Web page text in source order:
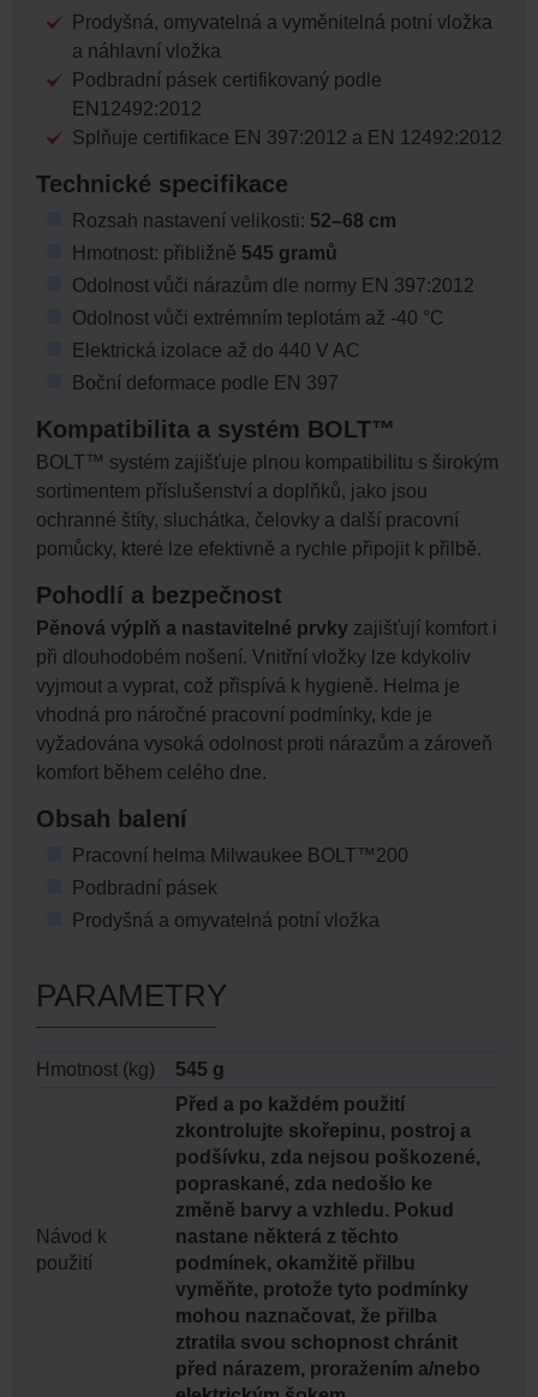
Prodyšná, omyvatelná a vyměnitelná potní vložka
a náhlavní vložka
Podbradní pásek certifikovaný podle
EN12492:2012
Splňuje certifikace EN 397:2012 a EN 12492:2012
Technické specifikace
Rozsah nastavení velikosti: 52–68 cm
Hmotnost: přibližně 545 gramů
Odolnost vůči nárazům dle normy EN 397:2012
Odolnost vůči extrémním teplotám až -40 °C
Elektrická izolace až do 440 V AC
Boční deformace podle EN 397
Kompatibilita a systém BOLT™
BOLT™ systém zajišťuje plnou kompatibilitu s širokým
sortimentem příslušenství a doplňků, jako jsou
ochranné štíty, sluchátka, čelovky a další pracovní
pomůcky, které lze efektivně a rychle připojit k přilbě.
Pohodlí a bezpečnost
Pěnová výplň a nastavitelné prvky zajišťují komfort i
při dlouhodobém nošení. Vnitřní vložky lze kdykoliv
vyjmout a vyprat, což přispívá k hygieně. Helma je
vhodná pro náročné pracovní podmínky, kde je
vyžadována vysoká odolnost proti nárazům a zároveň
komfort během celého dne.
Obsah balení
Pracovní helma Milwaukee BOLT™200
Podbradní pásek
Prodyšná a omyvatelná potní vložka
PARAMETRY
Hmotnost (kg) 545 g
Návod k
použití
Před a po každém použití
zkontrolujte skořepinu, postroj a
podšívku, zda nejsou poškozené,
popraskané, zda nedošlo ke
změně barvy a vzhledu. Pokud
nastane některá z těchto
podmínek, okamžitě přilbu
vyměňte, protože tyto podmínky
mohou naznačovat, že přilba
ztratila svou schopnost chránit
před nárazem, proražením a/nebo